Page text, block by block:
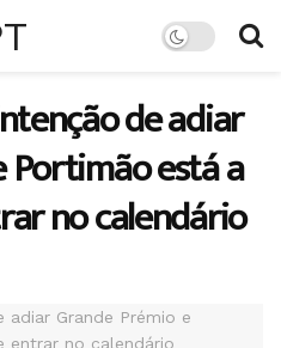
de adiar
Portimão está a
no calendário